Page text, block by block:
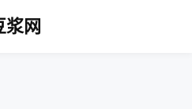
浆网